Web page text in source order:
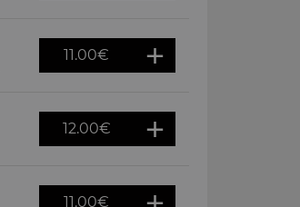
11.00€
12.00€
11.00€